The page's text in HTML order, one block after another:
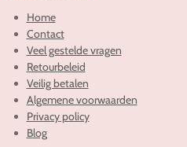
Home
Contact
Veel gestelde vragen
Retourbeleid
Veilig betalen
Algemene voorwaarden
Privacy policy
Blog